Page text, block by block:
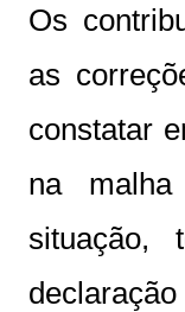
Os
as
constatar
na
situação,